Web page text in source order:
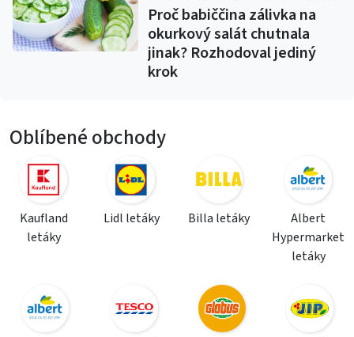
Proč babiččina zálivka na
okurkový salát chutnala
jinak? Rozhodoval jediný
krok
Oblíbené obchody
Kaufland
letáky
Lidl letáky Billa letáky
Albert
Hypermarket
letáky